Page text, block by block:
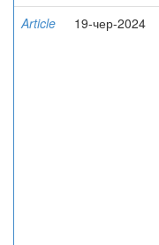
Article 19-чер-2024